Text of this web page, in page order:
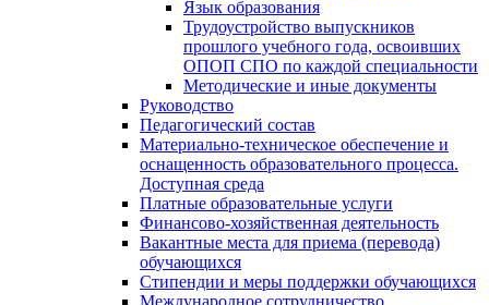
Язык образования
Трудоустройство выпускников
прошлого учебного года, освоивших
ОПОП СПО по каждой специальности
Методические и иные документы
Руководство
Педагогический состав
Материально-техническое обеспечение и
оснащенность образовательного процесса.
Доступная среда
Платные образовательные услуги
Финансово-хозяйственная деятельность
Вакантные места для приема (перевода)
обучающихся
Стипендии и меры поддержки обучающихся
Международное сотрудничество